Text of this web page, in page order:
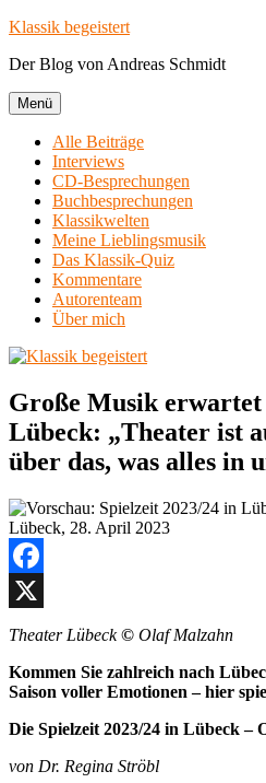
Zum
springen
Klassik begeistert
Der Blog von Andreas Schmidt
Menü
Alle Beiträge
Interviews
CD-Besprechungen
Buchbesprechungen
Klassikwelten
Meine Lieblingsmusik
Das Klassik-Quiz
Kommentare
Autorenteam
Über mich
Große Musik erwartet
Lübeck: „Theater ist
über das, was alles in
Facebook
X
Theater Lübeck© Olaf Malzahn
Kommen Sie zahlreich nach
Saison voller Emotionen – hier
Die Spielzeit 2023/24 in Lübeck –
von Dr. Regina Ströbl